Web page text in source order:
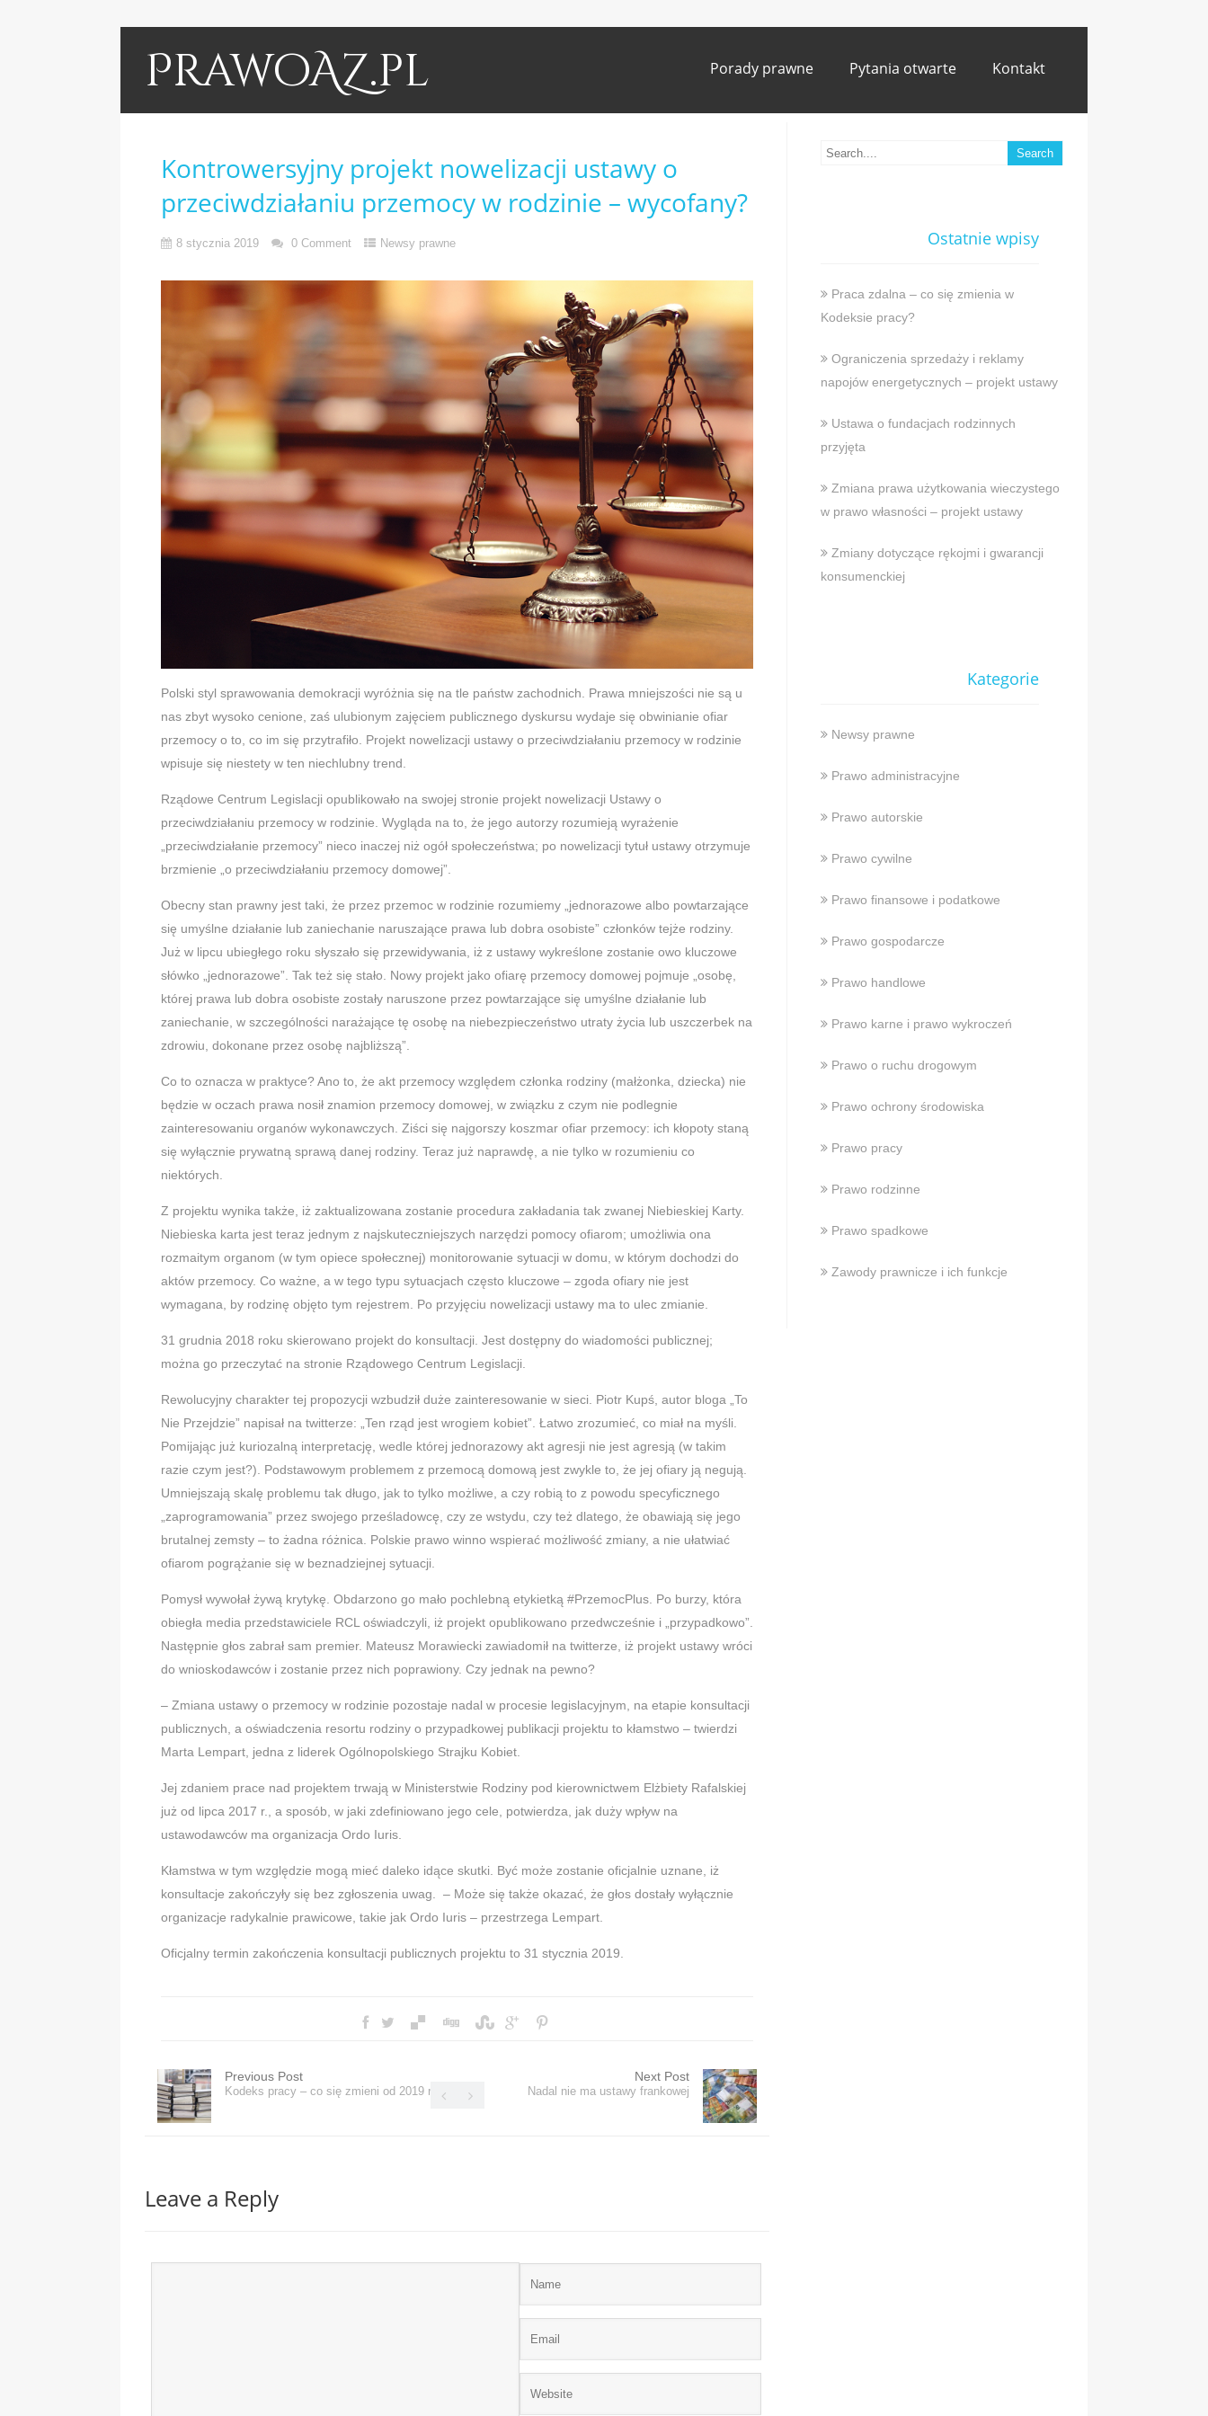
PrawoAZ.pl Porady prawne Pytania otwarte Kontakt
Kontrowersyjny projekt nowelizacji ustawy o
przeciwdziałaniu przemocy w rodzinie – wycofany?
8 stycznia 2019 0 Comment Newsy prawne
Polski styl sprawowania demokracji wyróżnia się na tle państw zachodnich. Prawa mniejszości nie są u
nas zbyt wysoko cenione, zaś ulubionym zajęciem publicznego dyskursu wydaje się obwinianie ofiar
przemocy o to, co im się przytrafiło. Projekt nowelizacji ustawy o przeciwdziałaniu przemocy w rodzinie
wpisuje się niestety w ten niechlubny trend.
Rządowe Centrum Legislacji opublikowało na swojej stronie projekt nowelizacji Ustawy o
przeciwdziałaniu przemocy w rodzinie. Wygląda na to, że jego autorzy rozumieją wyrażenie
„przeciwdziałanie przemocy” nieco inaczej niż ogół społeczeństwa; po nowelizacji tytuł ustawy otrzymuje
brzmienie „o przeciwdziałaniu przemocy domowej”.
Obecny stan prawny jest taki, że przez przemoc w rodzinie rozumiemy „jednorazowe albo powtarzające
się umyślne działanie lub zaniechanie naruszające prawa lub dobra osobiste” członków tejże rodziny.
Już w lipcu ubiegłego roku słyszało się przewidywania, iż z ustawy wykreślone zostanie owo kluczowe
słówko „jednorazowe”. Tak też się stało. Nowy projekt jako ofiarę przemocy domowej pojmuje „osobę,
której prawa lub dobra osobiste zostały naruszone przez powtarzające się umyślne działanie lub
zaniechanie, w szczególności narażające tę osobę na niebezpieczeństwo utraty życia lub uszczerbek na
zdrowiu, dokonane przez osobę najbliższą”.
Co to oznacza w praktyce? Ano to, że akt przemocy względem członka rodziny (małżonka, dziecka) nie
będzie w oczach prawa nosił znamion przemocy domowej, w związku z czym nie podlegnie
zainteresowaniu organów wykonawczych. Ziści się najgorszy koszmar ofiar przemocy: ich kłopoty staną
się wyłącznie prywatną sprawą danej rodziny. Teraz już naprawdę, a nie tylko w rozumieniu co
niektórych.
Z projektu wynika także, iż zaktualizowana zostanie procedura zakładania tak zwanej Niebieskiej Karty.
Niebieska karta jest teraz jednym z najskuteczniejszych narzędzi pomocy ofiarom; umożliwia ona
rozmaitym organom (w tym opiece społecznej) monitorowanie sytuacji w domu, w którym dochodzi do
aktów przemocy. Co ważne, a w tego typu sytuacjach często kluczowe – zgoda ofiary nie jest
wymagana, by rodzinę objęto tym rejestrem. Po przyjęciu nowelizacji ustawy ma to ulec zmianie.
31 grudnia 2018 roku skierowano projekt do konsultacji. Jest dostępny do wiadomości publicznej;
można go przeczytać na stronie Rządowego Centrum Legislacji.
Rewolucyjny charakter tej propozycji wzbudził duże zainteresowanie w sieci. Piotr Kupś, autor bloga „To
Nie Przejdzie” napisał na twitterze: „Ten rząd jest wrogiem kobiet”. Łatwo zrozumieć, co miał na myśli.
Pomijając już kuriozalną interpretację, wedle której jednorazowy akt agresji nie jest agresją (w takim
razie czym jest?). Podstawowym problemem z przemocą domową jest zwykle to, że jej ofiary ją negują.
Umniejszają skalę problemu tak długo, jak to tylko możliwe, a czy robią to z powodu specyficznego
„zaprogramowania” przez swojego prześladowcę, czy ze wstydu, czy też dlatego, że obawiają się jego
brutalnej zemsty – to żadna różnica. Polskie prawo winno wspierać możliwość zmiany, a nie ułatwiać
ofiarom pogrążanie się w beznadziejnej sytuacji.
Pomysł wywołał żywą krytykę. Obdarzono go mało pochlebną etykietką #PrzemocPlus. Po burzy, która
obiegła media przedstawiciele RCL oświadczyli, iż projekt opublikowano przedwcześnie i „przypadkowo”.
Następnie głos zabrał sam premier. Mateusz Morawiecki zawiadomił na twitterze, iż projekt ustawy wróci
do wnioskodawców i zostanie przez nich poprawiony. Czy jednak na pewno?
– Zmiana ustawy o przemocy w rodzinie pozostaje nadal w procesie legislacyjnym, na etapie konsultacji
publicznych, a oświadczenia resortu rodziny o przypadkowej publikacji projektu to kłamstwo – twierdzi
Marta Lempart, jedna z liderek Ogólnopolskiego Strajku Kobiet.
Jej zdaniem prace nad projektem trwają w Ministerstwie Rodziny pod kierownictwem Elżbiety Rafalskiej
już od lipca 2017 r., a sposób, w jaki zdefiniowano jego cele, potwierdza, jak duży wpływ na
ustawodawców ma organizacja Ordo Iuris.
Kłamstwa w tym względzie mogą mieć daleko idące skutki. Być może zostanie oficjalnie uznane, iż
konsultacje zakończyły się bez zgłoszenia uwag. – Może się także okazać, że głos dostały wyłącznie
organizacje radykalnie prawicowe, takie jak Ordo Iuris – przestrzega Lempart.
Oficjalny termin zakończenia konsultacji publicznych projektu to 31 stycznia 2019.
Previous Post
Kodeks pracy – co się zmieni od 2019 r.?
Next Post
Nadal nie ma ustawy frankowej
Leave a Reply
Ostatnie wpisy
Praca zdalna – co się zmienia w
Kodeksie pracy?
Ograniczenia sprzedaży i reklamy
napojów energetycznych – projekt ustawy
Ustawa o fundacjach rodzinnych
przyjęta
Zmiana prawa użytkowania wieczystego
w prawo własności – projekt ustawy
Zmiany dotyczące rękojmi i gwarancji
konsumenckiej
Kategorie
Newsy prawne
Prawo administracyjne
Prawo autorskie
Prawo cywilne
Prawo finansowe i podatkowe
Prawo gospodarcze
Prawo handlowe
Prawo karne i prawo wykroczeń
Prawo o ruchu drogowym
Prawo ochrony środowiska
Prawo pracy
Prawo rodzinne
Prawo spadkowe
Zawody prawnicze i ich funkcje